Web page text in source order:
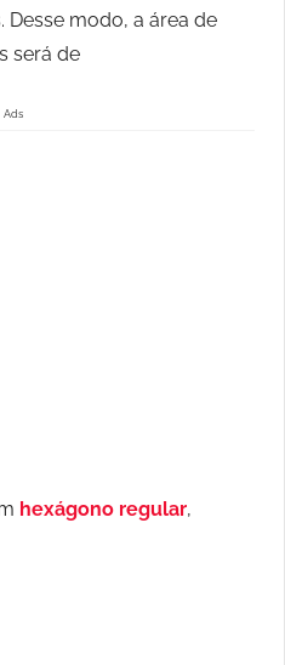
Desse modo, a área de
será de
Ads
hexágono regular,